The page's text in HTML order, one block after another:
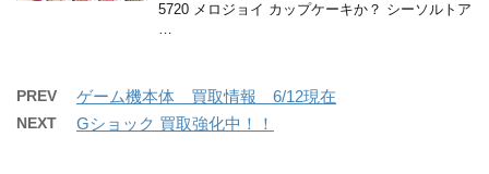
5720 メロジョイ カップケーキか？ シーソルトア
…
PREV ゲーム機本体 買取情報 6/12現在
NEXT Gショック 買取強化中！！